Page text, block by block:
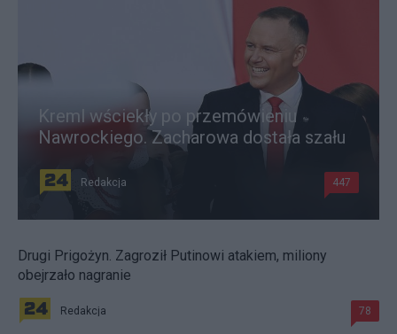
Kreml wściekły po przemówieniu
Nawrockiego. Zacharowa dostała szału
Redakcja 447
Drugi Prigożyn. Zagroził Putinowi atakiem, miliony
obejrzało nagranie
Redakcja 78